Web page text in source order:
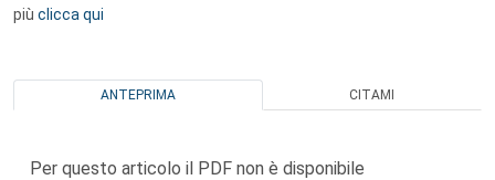
più clicca qui
ANTEPRIMA CITAMI
Per questo articolo il PDF non è disponibile